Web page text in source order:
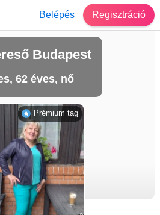
Belépés Regisztráció
Budapest
62 éves, nő
Prémium tag